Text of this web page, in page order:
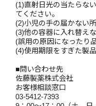
(1)直射日光の当たらな
てください。
(2)小児の手の届かない
(3)他の容器に入れ替え
(誤用の原因になったり
(4)使用期限をすぎた製
■問い合わせ先
佐藤製薬株式会社
お客様相談窓口
03-5412-7393